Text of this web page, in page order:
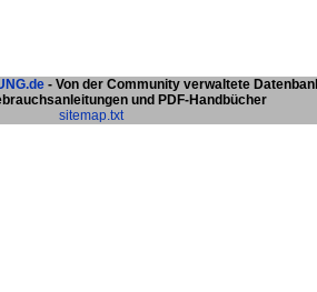
- Von der Community verwaltete
und PDF-Handbücher
sitemap.txt